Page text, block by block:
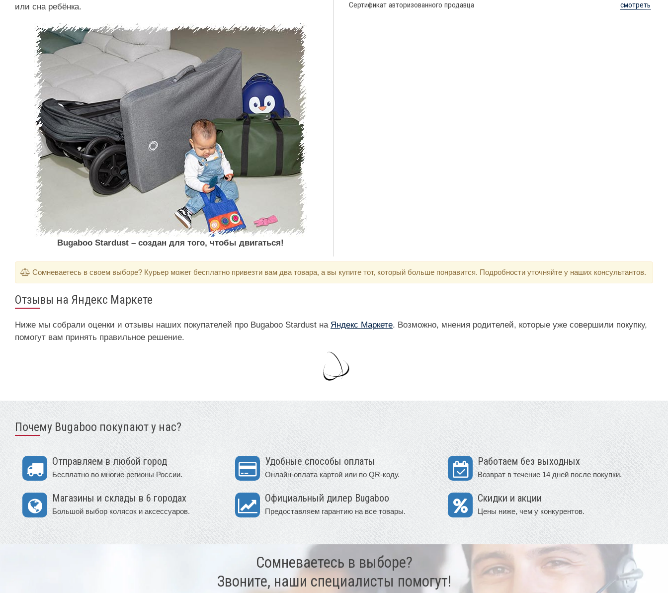
или сна ребёнка.
Bugaboo Stardust – создан для того, чтобы двигаться!
Сертификат авторизованного продавца
смотреть
Сомневаетесь в своем выборе? Курьер может бесплатно привезти вам два товара, а вы купите тот, который больше понравится. Подробности уточняйте у наших консультантов.
Отзывы на Яндекс Маркете
Ниже мы собрали оценки и отзывы наших покупателей про Bugaboo Stardust на Яндекс Маркете. Возможно, мнения родителей, которые уже совершили покупку,
помогут вам принять правильное решение.
Почему Bugaboo покупают у нас?
Отправляем в любой город
Бесплатно во многие регионы России.
Удобные способы оплаты
Онлайн-оплата картой или по QR-коду.
Работаем без выходных
Возврат в течение 14 дней после покупки.
Магазины и склады в 6 городах
Большой выбор колясок и аксессуаров.
Официальный дилер Bugaboo
Предоставляем гарантию на все товары.
Скидки и акции
Цены ниже, чем у конкурентов.
Сомневаетесь в выборе?
Звоните, наши специалисты помогут!